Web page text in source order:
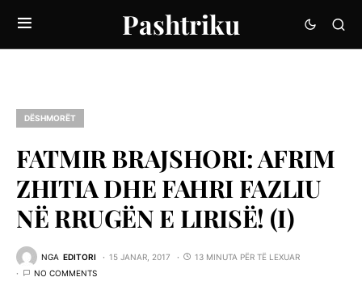
Pashtriku
DËSHMORËT
FATMIR BRAJSHORI: AFRIM
ZHITIA DHE FAHRI FAZLIU
NË RRUGËN E LIRISË! (I)
NGA EDITORI 15 JANAR, 2017
13 MINUTA PËR TË LEXUAR
NO COMMENTS